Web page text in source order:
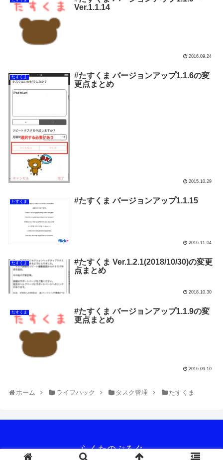
Ver.1.1.14
2016.09.24
たすくま
#たすくま バージョンアップ1.1.6の変
更点まとめ
2015.10.29
たすくま #たすくま バージョンアップ1.1.15
2016.11.04
たすくま
#たすくま Ver.1.2.1(2018/10/30)の変更
点まとめ
2018.10.30
たすくま
#たすくま バージョンアップ1.1.9の変
更点まとめ
2016.09.10
ホーム ライフハック タスク管理 たすくま
らくたのぶろぐ